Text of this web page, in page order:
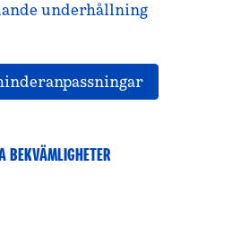
underhållning
BEKVÄMLIGHETER